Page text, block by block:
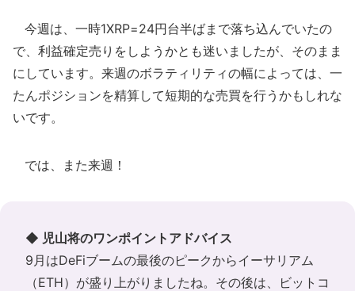
今週は、一時1XRP=24円台半ばまで落ち込んでいたの
で、利益確定売りをしようかとも迷いましたが、そのまま
にしています。来週のボラティリティの幅によっては、一
たんポジションを精算して短期的な売買を行うかもしれな
いです。
では、また来週！
◆ 児山将のワンポイントアドバイス
9月はDeFiブームの最後のピークからイーサリアム
（ETH）が盛り上がりましたね。その後は、ビットコ